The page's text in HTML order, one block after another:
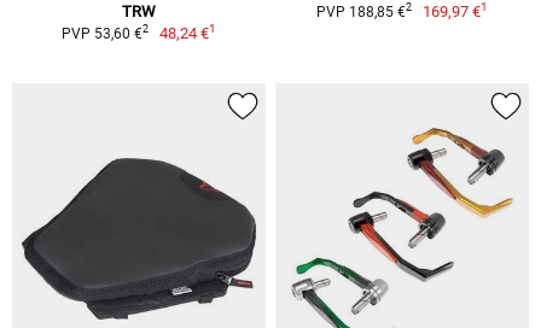
TRW
PVP 53,60 €2 48,24 €1
PVP 188,85 €2 169,97 €1